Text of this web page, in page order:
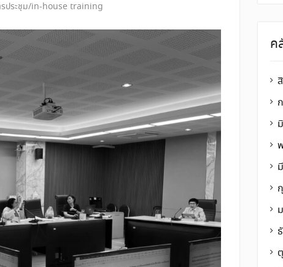
รประชุม/in-house training
ค